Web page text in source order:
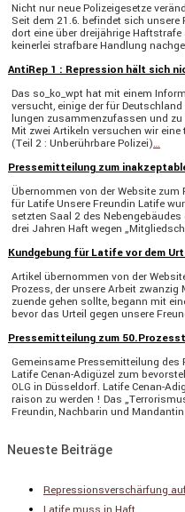
Nicht nur neue Polizei­ge­setze
Seit dem 21.6. befindet sich unsere
dort eine über dreijäh­rige
keinerlei straf­bare Handlung
AntiRep 1 : Repression hält sich
Das so_ko_wpt hat mit einem
versucht, einige der für
lungen zusam­men­zu­fassen und
Mit zwei Artikeln versu­chen wir
(Teil 2 : Unberühr­bare Polizei)…
Pressemitteilung zum
Übernommen von der Website
für Latife Unsere Freundin Latife
setzten Saal 2 des Neben­ge­bäudes
drei Jahren Haft wegen
Kundgebung für Latife vor dem
Artikel übernommen von der
Prozess, der unsere Arbeit
zuende gehen sollte, begann mit
bevor das Urteil gegen unsere
Pressemitteilung zum
Gemein­same Presse­mit­tei­lung des
Latife Cenan-Adigüzel zum
OLG in Düssel­dorf. Latife Cenan-
raison zu werden ! Das
Freundin, Nachbarin und
Neueste Beiträge
Repressionsverschärfung